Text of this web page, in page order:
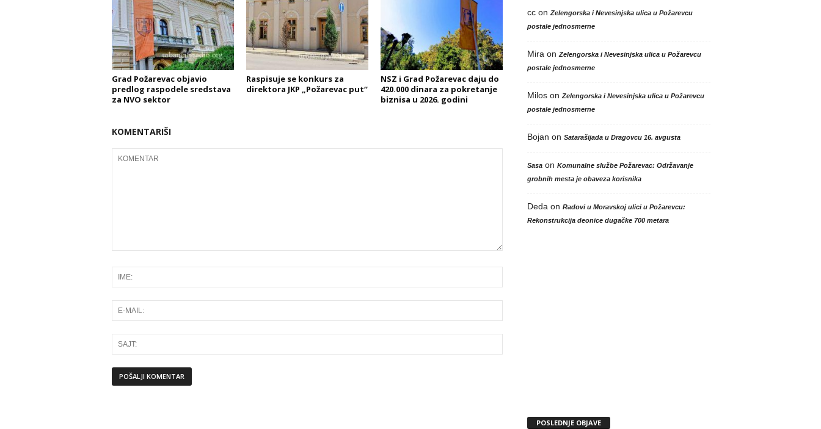
Grad Požarevac objavio
predlog raspodele sredstava
za NVO sektor
Raspisuje se konkurs za
direktora JKP „Požarevac put“
NSZ i Grad Požarevac daju do
420.000 dinara za pokretanje
biznisa u 2026. godini
KOMENTARIŠI
ccon Zelengorska i Nevesinjska ulica u Požarevcu
postale jednosmerne
Mira on Zelengorska i Nevesinjska ulica u Požarevcu
postale jednosmerne
Miloson Zelengorska i Nevesinjska ulica u Požarevcu
postale jednosmerne
Bojan on Satarašijada u Dragovcu 16. avgusta
Sasaon Komunalne službe Požarevac: Održavanje
grobnih mesta je obaveza korisnika
Deda on Radovi u Moravskoj ulici u Požarevcu:
Rekonstrukcija deonice dugačke 700 metara
POSLEDNJE OBJAVE